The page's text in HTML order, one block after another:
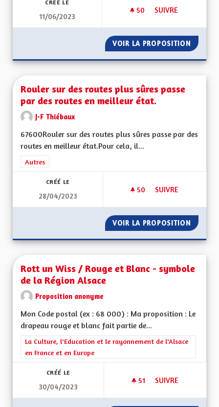
CRÉÉ LE
11/06/2023
50 50 ABONNÉS
SUIVRE
VOIR LA PROPOSITION
Rouler sur des routes plus sûres passe
par des routes en meilleur état.
J-F Thiébaux
67600Rouler sur des routes plus sûres passe par des
routes en meilleur état.Pour cela, il...
Filtrer les résultats de la catégorie : Autres
Autres
CRÉÉ LE
28/04/2023
50 50 ABONNÉS
SUIVRE
VOIR LA PROPOSITION
Rott un Wiss / Rouge et Blanc - symbole
de la Région Alsace
Proposition anonyme
Mon Code postal (ex : 68 000) : Ma proposition : Le
drapeau rouge et blanc fait partie de...
Filtrer les résultats de la catégorie : La Culture, l'Education et
La Culture, l'Education et le rayonnement de l'Alsace
en France et en Europe
CRÉÉ LE
30/04/2023
51 51 ABONNÉS
SUIVRE